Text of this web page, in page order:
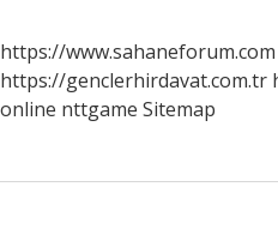
https://www.sahaneforum.com
https://genclerhirdavat.com.tr
online nttgame Sitemap